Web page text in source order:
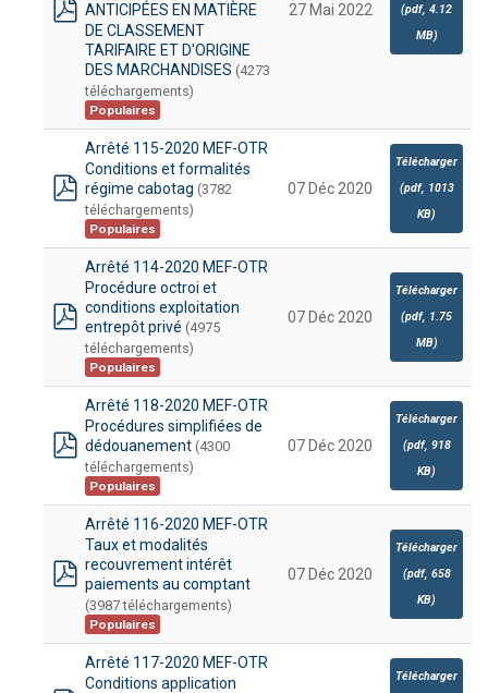
pdf
ANTICIPÉES EN MATIÈRE
DE CLASSEMENT
TARIFAIRE ET D'ORIGINE
DES MARCHANDISES (4273
téléchargements)
Populaires
27 Mai 2022
(pdf, 4.12
MB)
pdf
Arrêté 115-2020 MEF-OTR
Conditions et formalités
régime cabotag (3782
téléchargements)
Populaires
07 Déc 2020
Télécharger
(pdf, 1013
KB)
pdf
Arrêté 114-2020 MEF-OTR
Procédure octroi et
conditions exploitation
entrepôt privé (4975
téléchargements)
Populaires
07 Déc 2020
Télécharger
(pdf, 1.75
MB)
pdf
Arrêté 118-2020 MEF-OTR
Procédures simplifiées de
dédouanement (4300
téléchargements)
Populaires
07 Déc 2020
Télécharger
(pdf, 918
KB)
pdf
Arrêté 116-2020 MEF-OTR
Taux et modalités
recouvrement intérêt
paiements au comptant
(3987 téléchargements)
Populaires
07 Déc 2020
Télécharger
(pdf, 658
KB)
Arrêté 117-2020 MEF-OTR
Conditions application
Télécharger